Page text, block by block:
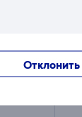
Отклонить